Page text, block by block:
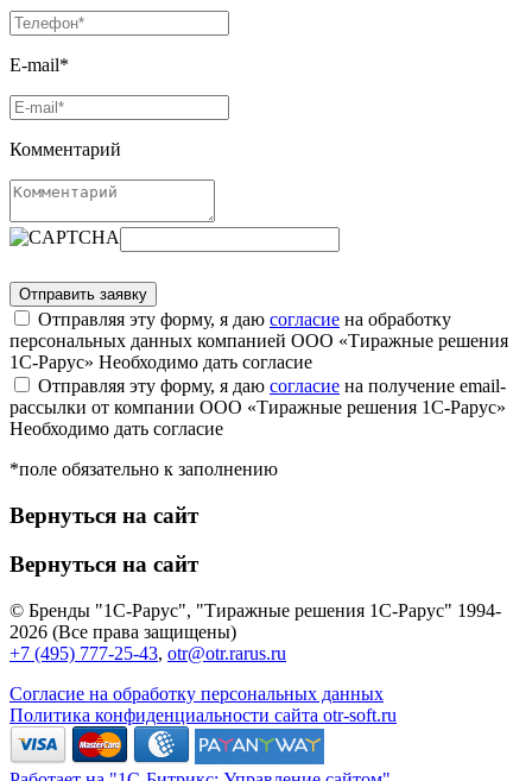
E-mail*
Комментарий
Отправляя эту форму, я даю согласие на обработку
персональных данных компанией ООО «Тиражные решения
1С-Рарус» Необходимо дать согласие
Отправляя эту форму, я даю согласие на получение email-
рассылки от компании ООО «Тиражные решения 1С-Рарус»
Необходимо дать согласие
*поле обязательно к заполнению
Вернуться на сайт
Вернуться на сайт
© Бренды "1С-Рарус", "Тиражные решения 1С-Рарус" 1994-
2026 (Все права защищены)
+7 (495) 777-25-43, otr@otr.rarus.ru
Согласие на обработку персональных данных
Политика конфиденциальности сайта otr-soft.ru